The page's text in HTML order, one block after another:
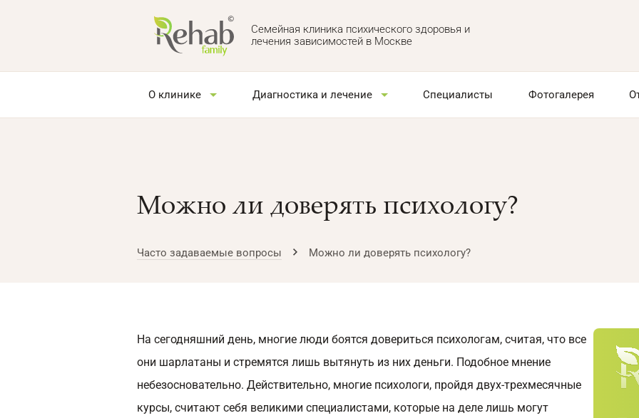
Семейная клиника психического здоровья и
лечения зависимостей в Москве
О клинике Диагностика и лечение Специалисты Фотогалерея
Можно ли доверять психологу?
Часто задаваемые вопросы Можно ли доверять психологу?
На сегодняшний день, многие люди боятся довериться психологам, считая, что все
они шарлатаны и стремятся лишь вытянуть из них деньги. Подобное мнение
небезосновательно. Действительно, многие психологи, пройдя двух-трехмесячные
курсы, считают себя великими специалистами, которые на деле лишь могут